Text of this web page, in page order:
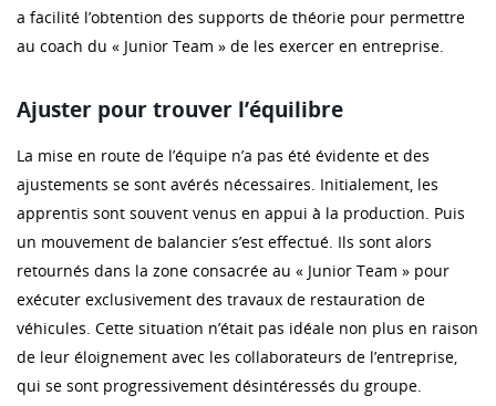
a facilité l’obtention des supports de théorie pour permettre
au coach du « Junior Team » de les exercer en entreprise.
Ajuster pour trouver l’équilibre
La mise en route de l’équipe n’a pas été évidente et des
ajustements se sont avérés nécessaires. Initialement, les
apprentis sont souvent venus en appui à la production. Puis
un mouvement de balancier s’est effectué. Ils sont alors
retournés dans la zone consacrée au « Junior Team » pour
exécuter exclusivement des travaux de restauration de
véhicules. Cette situation n’était pas idéale non plus en raison
de leur éloignement avec les collaborateurs de l’entreprise,
qui se sont progressivement désintéressés du groupe.